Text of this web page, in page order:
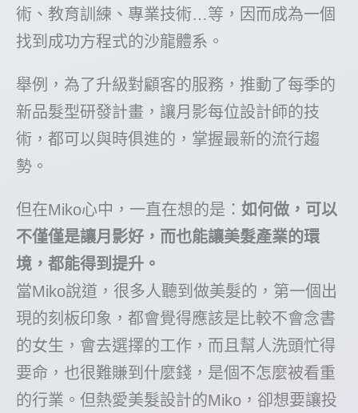
術、教育訓練、專業技術…等，因而成為一個
找到成功方程式的沙龍體系。
舉例，為了升級對顧客的服務，推動了每季的
新品髮型研發計畫，讓月影每位設計師的技
術，都可以與時俱進的，掌握最新的流行趨
勢。
但在Miko心中，一直在想的是： 如何做，可以
不僅僅是讓月影好，而也能讓美髮產業的環
境，都能得到提升。
當Miko說道，很多人聽到做美髮的，第一個出
現的刻板印象，都會覺得應該是比較不會念書
的女生，會去選擇的工作，而且幫人洗頭忙得
要命，也很難賺到什麼錢，是個不怎麼被看重
的行業。但熱愛美髮設計的Miko，卻想要讓投